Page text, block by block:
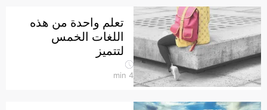
تعلم واحدة من هذه
اللغات الخمس
لتتميز
4
min